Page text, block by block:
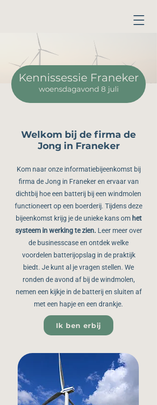
Kennissessie Franeker
woensdagavond 8 juli
Welkom bij de firma de
Jong in Franeker
Kom naar onze informatiebijeenkomst bij
firma de Jong in Franeker en ervaar van
dichtbij hoe een batterij bij een windmolen
functioneert op een boerderij. Tijdens deze
bijeenkomst krijg je de unieke kans om het
systeem in werking te zien. Leer meer over
de businesscase en ontdek welke
voordelen batterijopslag in de praktijk
biedt. Je kunt al je vragen stellen. We
ronden de avond af bij de windmolen,
nemen een kijkje in de batterij en sluiten af
met een hapje en een drankje.
Ik ben erbij